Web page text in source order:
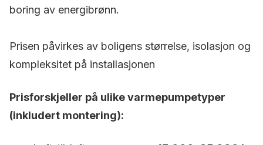
boring av energibrønn.
Prisen påvirkes av boligens størrelse, isolasjon og
kompleksitet på installasjonen
Prisforskjeller på ulike varmepumpetyper
(inkludert montering):